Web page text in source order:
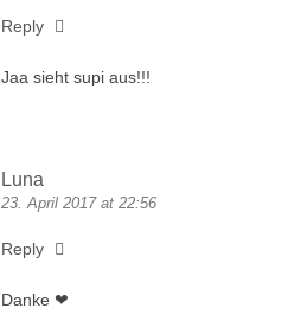
Reply
Jaa sieht supi aus!!!
Luna
23. April 2017 at 22:56
Reply
Danke ❤